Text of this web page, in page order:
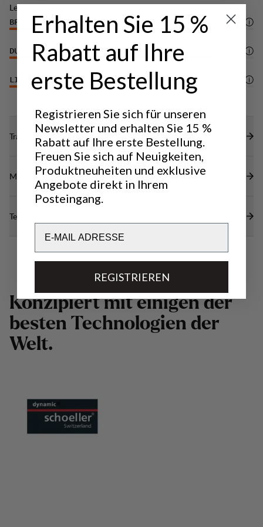
Leistung
BREATHABILITY 5 /6
DURABILITY 5/6
LIGHTWEIGHT 3/6
Transparenz
Materialien
Technische Daten
Konzipiert mit einigen der
besten Technologien der
Welt.
Erhalten Sie 15 %
Rabatt auf Ihre
erste Bestellung
Registrieren Sie sich für unseren
Newsletter und erhalten Sie 15 %
Rabatt auf Ihre erste Bestellung.
Freuen Sie sich auf Neuigkeiten,
Produktneuheiten und exklusive
Angebote direkt in Ihrem
Posteingang.
REGISTRIEREN